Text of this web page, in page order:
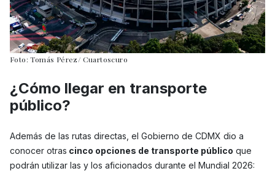
Foto: Tomás Pérez/ Cuartoscuro
¿Cómo llegar en transporte
público?
Además de las rutas directas, el Gobierno de CDMX dio a
conocer otras cinco opciones de transporte público que
podrán utilizar las y los aficionados durante el Mundial 2026: